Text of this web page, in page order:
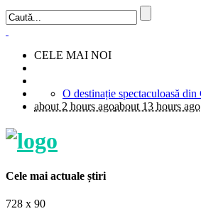
CELE MAI NOI
about 2 hours agoabout 13 hours ago
Cele mai actuale știri
728 x 90